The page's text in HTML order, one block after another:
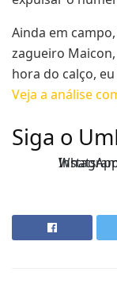
Ainda em
zagueiro
hora do calço,
Veja a análise
Siga o